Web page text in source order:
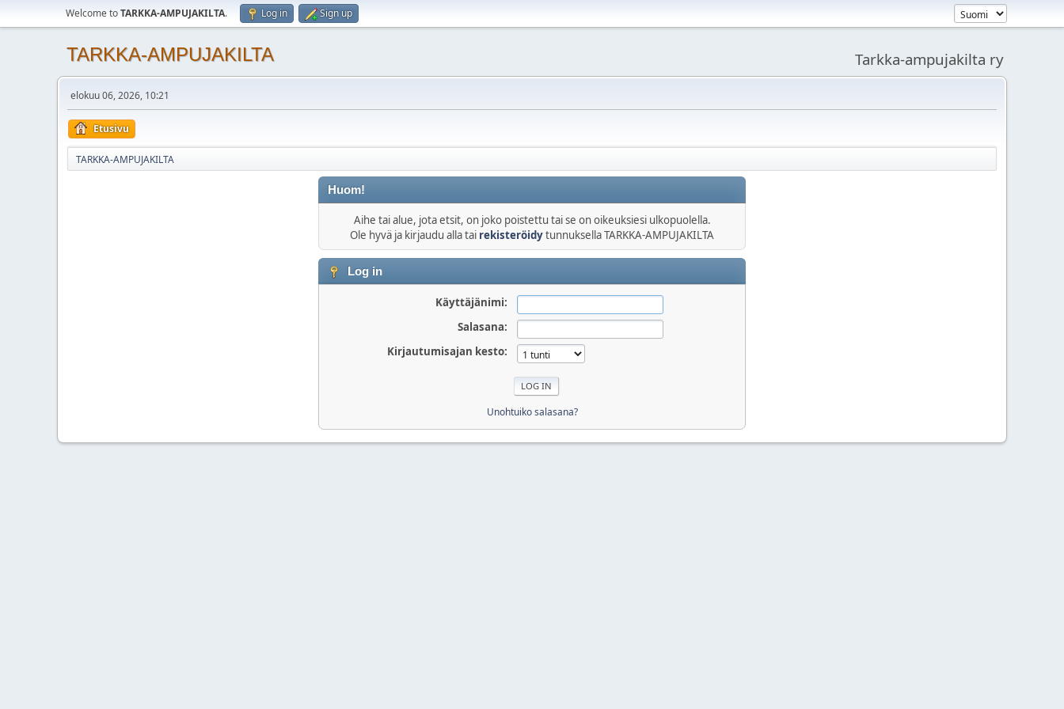
Welcome toTARKKA-AMPUJAKILTA. Log in Sign up
TARKKA-AMPUJAKILTA Tarkka-ampujakilta ry
elokuu 06, 2026, 10:21
Etusivu
TARKKA-AMPUJAKILTA
Huom!
Aihe tai alue, jota etsit, on joko poistettu tai se on oikeuksiesi ulkopuolella.
Ole hyvä ja kirjaudu alla tai rekisteröidytunnuksella TARKKA-AMPUJAKILTA
Log in
Käyttäjänimi:
Salasana:
Kirjautumisajan kesto:
Unohtuiko salasana?